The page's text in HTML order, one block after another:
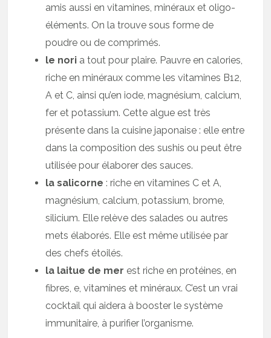
amis aussi en vitamines, minéraux et oligo-
éléments. On la trouve sous forme de
poudre ou de comprimés.
le nori a tout pour plaire. Pauvre en calories,
riche en minéraux comme les vitamines B12,
A et C, ainsi qu’en iode, magnésium, calcium,
fer et potassium. Cette algue est très
présente dans la cuisine japonaise : elle entre
dans la composition des sushis ou peut être
utilisée pour élaborer des sauces.
la salicorne : riche en vitamines C et A,
magnésium, calcium, potassium, brome,
silicium. Elle relève des salades ou autres
mets élaborés. Elle est même utilisée par
des chefs étoilés.
la laitue de mer est riche en protéines, en
fibres, e, vitamines et minéraux. C’est un vrai
cocktail qui aidera à booster le système
immunitaire, à purifier l’organisme.